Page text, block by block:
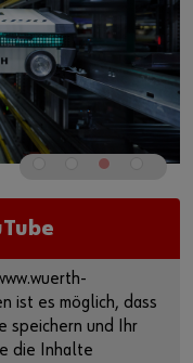
ist es möglich, dass
speichern und Ihr
die Inhalte